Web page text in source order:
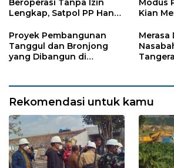
Lengkap, Satpol PP Hanya
Kian
Proyek Pembangunan
Tanggul dan Bronjong
yang Dibangun di
Merasa
Rekomendasi untuk kamu